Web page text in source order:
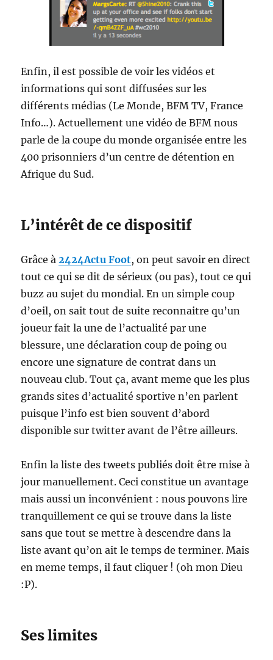
Enfin, il est possible de voir les vidéos et
informations qui sont diffusées sur les
différents médias (Le Monde, BFM TV, France
Info…). Actuellement une vidéo de BFM nous
parle de la coupe du monde organisée entre les
400 prisonniers d’un centre de détention en
Afrique du Sud.
L’intérêt de ce dispositif
Grâce à2424Actu Foot, on peut savoir en direct
tout ce qui se dit de sérieux (ou pas), tout ce qui
buzz au sujet du mondial. En un simple coup
d’oeil, on sait tout de suite reconnaitre qu’un
joueur fait la une de l’actualité par une
blessure, une déclaration coup de poing ou
encore une signature de contrat dans un
nouveau club. Tout ça, avant meme que les plus
grands sites d’actualité sportive n’en parlent
puisque l’info est bien souvent d’abord
disponible sur twitter avant de l’être ailleurs.
Enfin la liste des tweets publiés doit être mise à
jour manuellement. Ceci constitue un avantage
mais aussi un inconvénient : nous pouvons lire
tranquillement ce qui se trouve dans la liste
sans que tout se mettre à descendre dans la
liste avant qu’on ait le temps de terminer. Mais
en meme temps, il faut cliquer ! (oh mon Dieu
:P).
Ses limites